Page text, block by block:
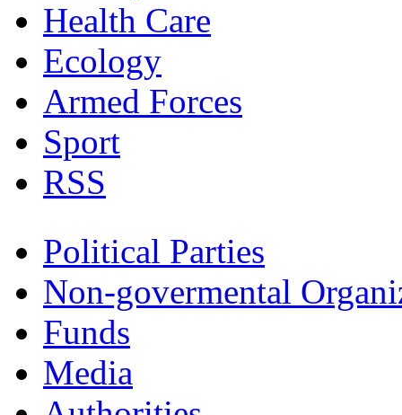
Health Care
Ecology
Armed Forces
Sport
RSS
Political Parties
Non-govermental
Funds
Мedia